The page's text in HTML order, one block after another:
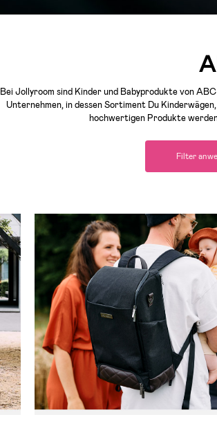
Bei Jollyroom sind Kinder und Babyprodukte von
Unternehmen, in dessen Sortiment Du
hochwertigen Produkte
Filter